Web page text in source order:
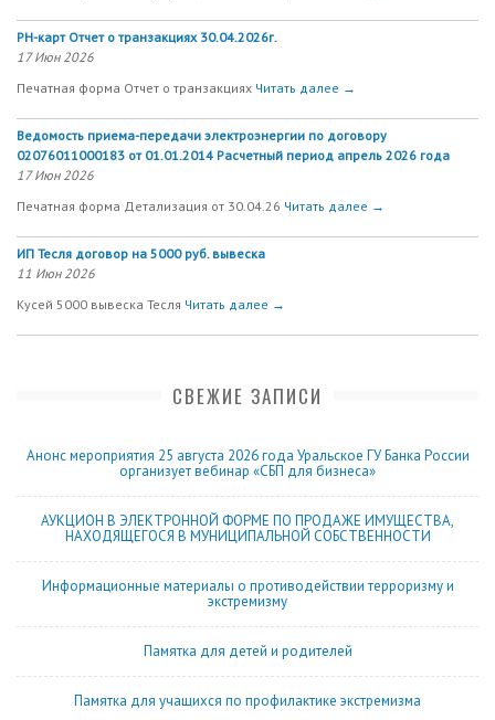
РН-карт Отчет о транзакциях 30.04.2026г.
17 Июн 2026
Печатная форма Отчет о транзакциях Читать далее →
Ведомость приема-передачи электроэнергии по договору
02076011000183 от 01.01.2014 Расчетный период апрель 2026 года
17 Июн 2026
Печатная форма Детализация от 30.04.26 Читать далее →
ИП Тесля договор на 5000 руб. вывеска
11 Июн 2026
Кусей 5000 вывеска Тесля Читать далее →
СВЕЖИЕ ЗАПИСИ
Анонс мероприятия 25 августа 2026 года Уральское ГУ Банка России
организует вебинар «СБП для бизнеса»
АУКЦИОН В ЭЛЕКТРОННОЙ ФОРМЕ ПО ПРОДАЖЕ ИМУЩЕСТВА,
НАХОДЯЩЕГОСЯ В МУНИЦИПАЛЬНОЙ СОБСТВЕННОСТИ
Информационные материалы о противодействии терроризму и
экстремизму
Памятка для детей и родителей
Памятка для учащихся по профилактике экстремизма